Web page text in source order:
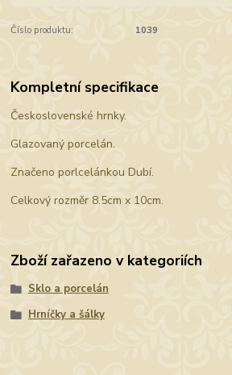
Číslo produktu: 1039
Kompletní specifikace
Československé hrnky.
Glazovaný porcelán.
Značeno porlcelánkou Dubí.
Celkový rozměr 8.5cm x 10cm.
Zboží zařazeno v kategoriích
Sklo a porcelán
Hrníčky a šálky